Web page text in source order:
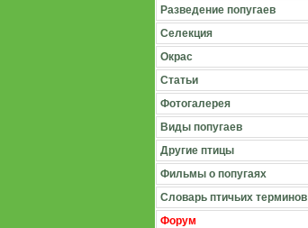
Разведение попугаев
Селекция
Окрас
Статьи
Фотогалерея
Виды попугаев
Другие птицы
Фильмы о попугаях
Словарь птичьих терминов
Форум